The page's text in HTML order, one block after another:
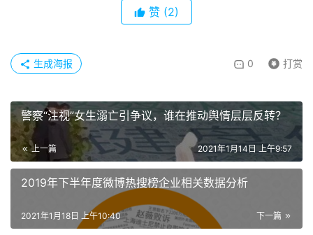
赞 (2)
0 打赏
生成海报
警察“注视”女生溺亡引争议，谁在推动舆情层层反转？
上一篇 2021年1月14日 上午9:57
2019年下半年度微博热搜榜企业相关数据分析
下一篇
2021年1月18日 上午10:40